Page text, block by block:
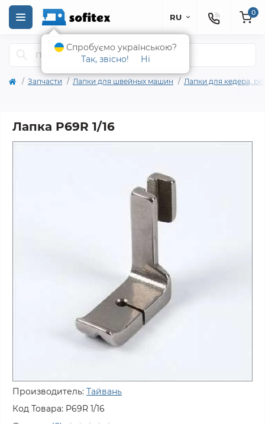
RU 0
Запчасти Лапки для швейных машин Лапки для кедера,
Лапка P69R 1/16
Производитель: Тайвань
Код Товара: P69R 1/16
Спробуємо українською?
Так, звісно!
Ні